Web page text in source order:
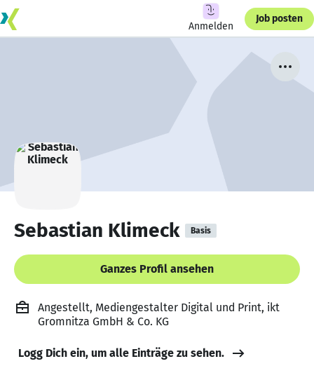
Anmelden
Job posten
Sebastian Klimeck Basis
Ganzes Profil ansehen
Angestellt, Mediengestalter Digital und Print, ikt
Gromnitza GmbH & Co. KG
Logg Dich ein, um alle Einträge zu sehen.